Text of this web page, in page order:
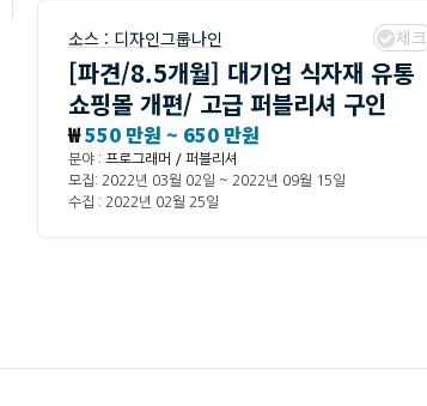
소스 : 디자인그룹나인 체크
[파견/8.5개월] 대기업 식자재 유통
쇼핑몰 개편/ 고급 퍼블리셔 구인
₩550 만원 ~ 650 만원
분야 : 프로그래머 / 퍼블리셔
모집: 2022년 03월 02일 ~ 2022년 09월 15일
수집 : 2022년 02월 25일